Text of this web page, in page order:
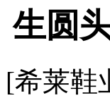
生圆
[希莱鞋